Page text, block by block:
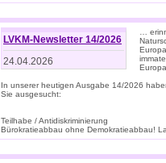
LVKM-Newsletter 14/2026
24.04.2026
…
In unserer heutigen Ausgabe 14/2026
Sie ausgesucht:
Teilhabe / Antidiskriminierung
Bürokratieabbau ohne Demokratieabbau!